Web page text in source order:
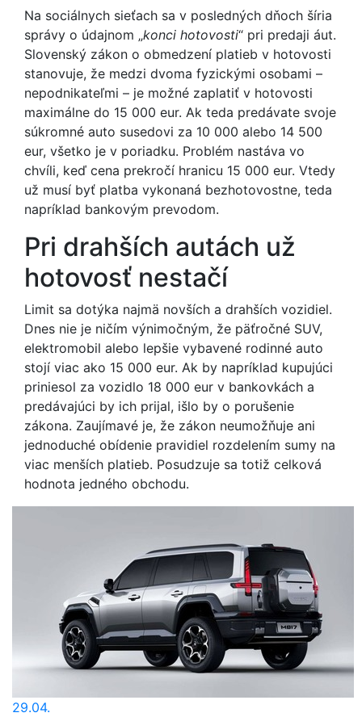
Na sociálnych sieťach sa v posledných dňoch šíria
správy o údajnom „konci hotovosti“ pri predaji áut.
Slovenský zákon o obmedzení platieb v hotovosti
stanovuje, že medzi dvoma fyzickými osobami –
nepodnikateľmi – je možné zaplatiť v hotovosti
maximálne do 15 000 eur. Ak teda predávate svoje
súkromné auto susedovi za 10 000 alebo 14 500
eur, všetko je v poriadku. Problém nastáva vo
chvíli, keď cena prekročí hranicu 15 000 eur. Vtedy
už musí byť platba vykonaná bezhotovostne, teda
napríklad bankovým prevodom.
Pri drahších autách už
hotovosť nestačí
Limit sa dotýka najmä novších a drahších vozidiel.
Dnes nie je ničím výnimočným, že päťročné SUV,
elektromobil alebo lepšie vybavené rodinné auto
stojí viac ako 15 000 eur. Ak by napríklad kupujúci
priniesol za vozidlo 18 000 eur v bankovkách a
predávajúci by ich prijal, išlo by o porušenie
zákona. Zaujímavé je, že zákon neumožňuje ani
jednoduché obídenie pravidiel rozdelením sumy na
viac menších platieb. Posudzuje sa totiž celková
hodnota jedného obchodu.
29.04.